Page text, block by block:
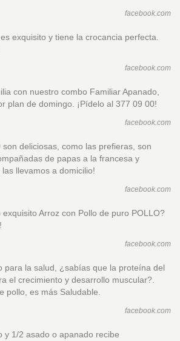
facebook.com
exquisito y tiene la crocancia perfecta.
facebook.com
con nuestro combo Familiar Apanado,
plan de domingo. ¡Pídelo al 377 09 00!
facebook.com
son deliciosas, como las prefieras, son
de papas a la francesa y
llevamos a domicilio!
facebook.com
Arroz con Pollo de puro POLLO?
facebook.com
para la salud, ¿sabías que la proteína del
el crecimiento y desarrollo muscular?.
pollo, es más Saludable.
facebook.com
y 1/2 asado o apanado recibe